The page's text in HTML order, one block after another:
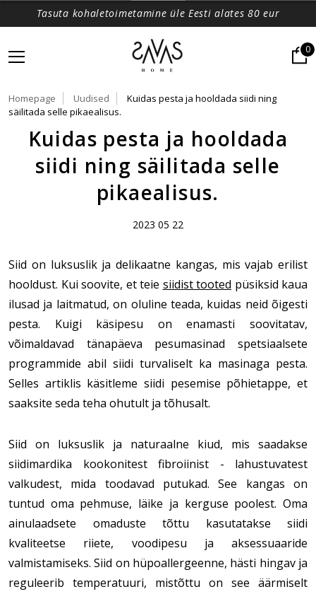
Tasuta kohaletoimetamine üle Eesti alates 80 eur
0
Homepage Uudised
Kuidas pesta ja hooldada siidi ning
säilitada selle pikaealisus.
Kuidas pesta ja hooldada
siidi ning säilitada selle
pikaealisus.
2023 05 22
Siid on luksuslik ja delikaatne kangas, mis vajab erilist
hooldust. Kui soovite, et teie siidist tooted püsiksid kaua
ilusad ja laitmatud, on oluline teada, kuidas neid õigesti
pesta. Kuigi käsipesu on enamasti soovitatav,
võimaldavad tänapäeva pesumasinad spetsiaalsete
programmide abil siidi turvaliselt ka masinaga pesta.
Selles artiklis käsitleme siidi pesemise põhietappe, et
saaksite seda teha ohutult ja tõhusalt.
Siid on luksuslik ja naturaalne kiud, mis saadakse
siidimardika kookonitest fibroiinist - lahustuvatest
valkudest, mida toodavad putukad. See kangas on
tuntud oma pehmuse, läike ja kerguse poolest. Oma
ainulaadsete omaduste tõttu kasutatakse siidi
kvaliteetse riiete, voodipesu ja aksessuaaride
valmistamiseks. Siid on hüpoallergeenne, hästi hingav ja
reguleerib temperatuuri, mistõttu on see äärmiselt